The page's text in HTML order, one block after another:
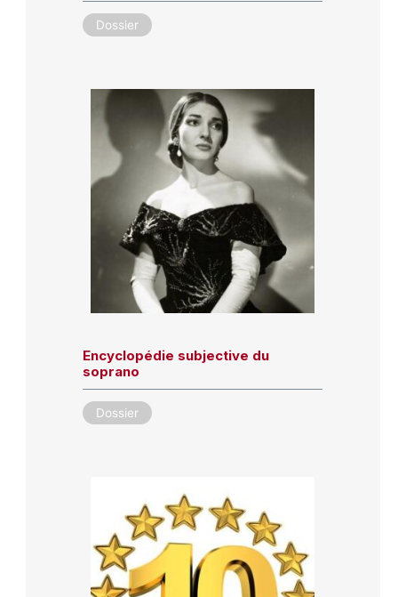
Dossier
Encyclopédie subjective du
soprano
Dossier